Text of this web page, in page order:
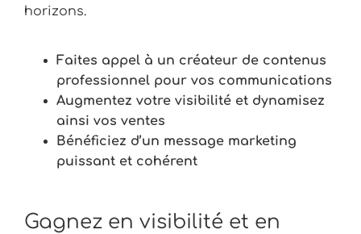
horizons.
Faites appel à un créateur de contenus
professionnel pour vos communications
Augmentez votre visibilité et dynamisez
ainsi vos ventes
Bénéficiez d’un message marketing
puissant et cohérent
Gagnez en visibilité et en